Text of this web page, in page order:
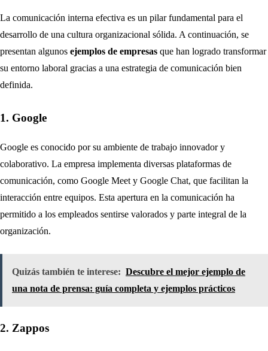
La comunicación interna efectiva es un pilar fundamental para el
desarrollo de una cultura organizacional sólida. A continuación, se
presentan algunos ejemplos de empresas que han logrado transformar
su entorno laboral gracias a una estrategia de comunicación bien
definida.
1. Google
Google es conocido por su ambiente de trabajo innovador y
colaborativo. La empresa implementa diversas plataformas de
comunicación, como Google Meet y Google Chat, que facilitan la
interacción entre equipos. Esta apertura en la comunicación ha
permitido a los empleados sentirse valorados y parte integral de la
organización.
Quizás también te interese: Descubre el mejor ejemplo de
una nota de prensa: guía completa y ejemplos prácticos
2. Zappos